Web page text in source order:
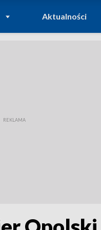
DO
Aktualności